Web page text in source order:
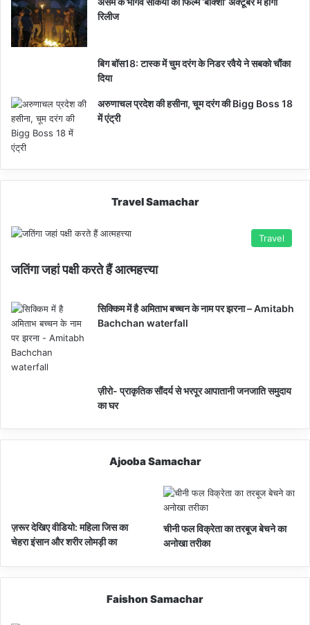
रिलीज
बिग बॉस18: टास्क में चुम दरंग के निडर रवैये ने सबको चौंका
दिया
अरुणाचल प्रदेश की हसीना, चूम दरंग की Bigg Boss 18
में एंट्री
Travel Samachar
Travel
जतिंगा जहां पक्षी करते हैं आत्महत्त्या
सिक्किम में है अमिताभ बच्चन के नाम पर झरना – Amitabh
Bachchan waterfall
ज़ीरो- प्राकृतिक सौंदर्य से भरपूर आपातानी जनजाति समुदाय
का घर
Ajooba Samachar
ज़रूर देखिए वीडियो: महिला जिस का
चेहरा इंसान और शरीर लोमड़ी का
चीनी फल विक्रेता का तरबूज बेचने का
अनोखा तरीका
Faishon Samachar